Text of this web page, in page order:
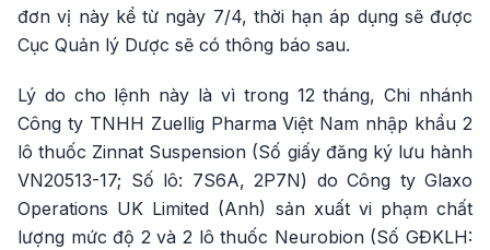
đơn vị này kể từ ngày 7/4, thời hạn áp dụng sẽ được
Cục Quản lý Dược sẽ có thông báo sau.
Lý do cho lệnh này là vì trong 12 tháng, Chi nhánh
Công ty TNHH Zuellig Pharma Việt Nam nhập khẩu 2
lô thuốc Zinnat Suspension (Số giấy đăng ký lưu hành
VN20513-17; Số lô: 7S6A, 2P7N) do Công ty Glaxo
Operations UK Limited (Anh) sản xuất vi phạm chất
lượng mức độ 2 và 2 lô thuốc Neurobion (Số GĐKLH: